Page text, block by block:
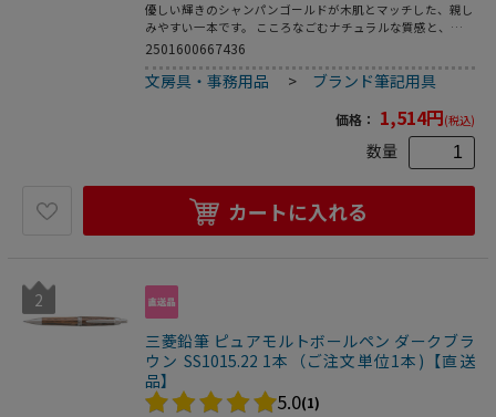
優しい輝きのシャンパンゴールドが木肌とマッチした、親し
みやすい一本です。 こころなごむナチュラルな質感と、文
字に伝わる優しいぬくもり。自然な色調とフォルムがあたた
かさを感じさせます。 ●軸色：ダークブラウン●芯径：
０．５ｍｍ●機構：ノック式●軸材質：木（ウイスキー熟成
６×厚さ１６．０×全長１４０．２ｍｍ●重量：２８．５ｇ
●替消しゴム品番：ＳＫＧ（シャープ消しゴムＧ）●注文単
位：１本●グリーン購入法適合●ＧＰＮエコ商品ねっと掲載
※メーカーの都合により、パッケージ・仕様等は予告なく変
更になる場合がございます。
2501600667436
文房具・事務用品 > ブランド筆記用具
価格： 1,514円(税込)
数量
カートに入れる
2
三菱鉛筆 ピュアモルトボールペン ダークブラ
ウン SS1015.22 1本（ご注文単位1本)【直送
品】
5.0(1)